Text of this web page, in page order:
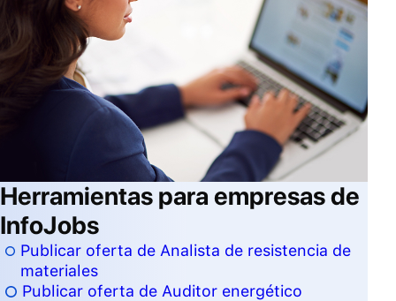
Herramientas para empresas de
InfoJobs
Publicar oferta de Analista de resistencia de
materiales
Publicar oferta de Auditor energético